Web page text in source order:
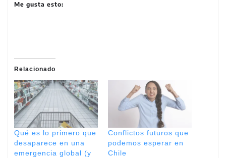
Me gusta esto:
Relacionado
Qué es lo primero que
desaparece en una
emergencia global (y
Conflictos futuros que
podemos esperar en
Chile